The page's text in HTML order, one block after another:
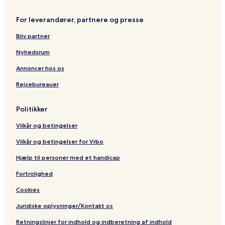
n
h
a
m
y
H
G
i
l
e
e
b
e
r
g
For leverandører, partnere og presse
Bliv partner
Nyhedsrum
Annoncer hos os
Rejsebureauer
Politikker
Vilkår og betingelser
Vilkår og betingelser for Vrbo
Hjælp til personer med et handicap
Fortrolighed
Cookies
Juridiske oplysninger/Kontakt os
Retningslinjer for indhold og indberetning af indhold